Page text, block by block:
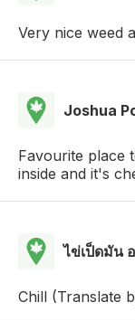
Very nice weed
Joshua
Favourite place
inside and it's
ไข่เป็ดมัน
Chill (Translate